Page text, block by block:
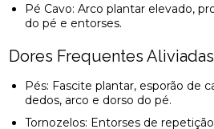
Pé Cavo: Arco plantar elevado, propenso a dores na planta
do pé e entorses.
Dores Frequentes Aliviadas
Pés: Fascite plantar, esporão de calcâneo, metatarsos,
dedos, arco e dorso do pé.
Tornozelos: Entorses de repetição, dores internas ou